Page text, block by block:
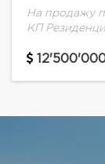
На продажу
КП
инженерия.